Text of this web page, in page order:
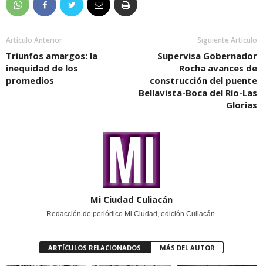
Artículo Anterior
Triunfos amargos: la
inequidad de los
promedios
Siguiente Artículo
Supervisa Gobernador
Rocha avances de
construcción del puente
Bellavista-Boca del Río-Las
Glorias
Mi Ciudad Culiacán
Redacción de periódico Mi Ciudad, edición Culiacán.
ARTÍCULOS RELACIONADOS MÁS DEL AUTOR